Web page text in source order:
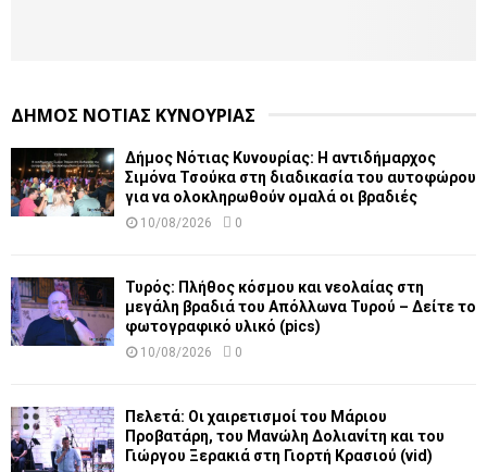
ΔΗΜΟΣ ΝΟΤΙΑΣ ΚΥΝΟΥΡΙΑΣ
Δήμος Νότιας Κυνουρίας: Η αντιδήμαρχος
Σιμόνα Τσούκα στη διαδικασία του αυτοφώρου
για να ολοκληρωθούν ομαλά οι βραδιές
10/08/2026 0
Τυρός: Πλήθος κόσμου και νεολαίας στη
μεγάλη βραδιά του Απόλλωνα Τυρού – Δείτε το
φωτογραφικό υλικό (pics)
10/08/2026 0
Πελετά: Οι χαιρετισμοί του Μάριου
Προβατάρη, του Μανώλη Δολιανίτη και του
Γιώργου Ξερακιά στη Γιορτή Κρασιού (vid)